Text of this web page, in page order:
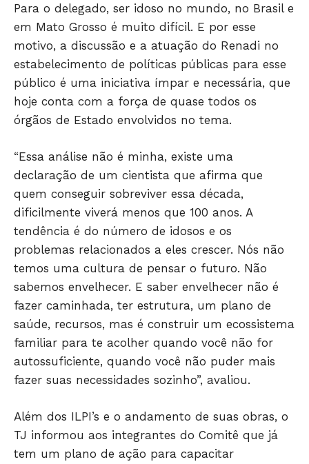
Para o delegado, ser idoso no mundo, no Brasil e
em Mato Grosso é muito difícil. E por esse
motivo, a discussão e a atuação do Renadi no
estabelecimento de políticas públicas para esse
público é uma iniciativa ímpar e necessária, que
hoje conta com a força de quase todos os
órgãos de Estado envolvidos no tema.
“Essa análise não é minha, existe uma
declaração de um cientista que afirma que
quem conseguir sobreviver essa década,
dificilmente viverá menos que 100 anos. A
tendência é do número de idosos e os
problemas relacionados a eles crescer. Nós não
temos uma cultura de pensar o futuro. Não
sabemos envelhecer. E saber envelhecer não é
fazer caminhada, ter estrutura, um plano de
saúde, recursos, mas é construir um ecossistema
familiar para te acolher quando você não for
autossuficiente, quando você não puder mais
fazer suas necessidades sozinho”, avaliou.
Além dos ILPI’s e o andamento de suas obras, o
TJ informou aos integrantes do Comitê que já
tem um plano de ação para capacitar